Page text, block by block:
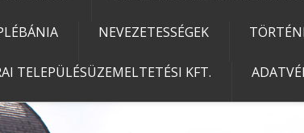
NEVEZETESSÉGEK
TELEPÜLÉSÜZEMELTETÉSI KFT.